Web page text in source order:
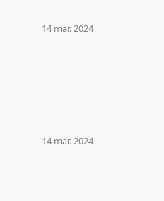
14 mar. 2024
14 mar. 2024